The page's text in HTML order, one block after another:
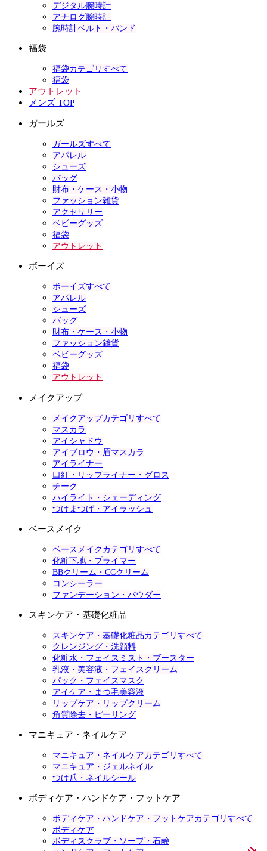
デジタル腕時計
アナログ腕時計
腕時計ベルト・バンド
福袋
福袋カテゴリすべて
福袋
アウトレット
メンズ TOP
ガールズ
ガールズすべて
アパレル
シューズ
バッグ
財布・ケース・小物
ファッション雑貨
アクセサリー
ベビーグッズ
福袋
アウトレット
ボーイズ
ボーイズすべて
アパレル
シューズ
バッグ
財布・ケース・小物
ファッション雑貨
ベビーグッズ
福袋
アウトレット
メイクアップ
メイクアップカテゴリすべて
マスカラ
アイシャドウ
アイブロウ・眉マスカラ
アイライナー
口紅・リップライナー・グロス
チーク
ハイライト・シェーディング
つけまつげ・アイラッシュ
ベースメイク
ベースメイクカテゴリすべて
化粧下地・プライマー
BBクリーム・CCクリーム
コンシーラー
ファンデーション・パウダー
スキンケア・基礎化粧品
スキンケア・基礎化粧品カテゴリすべて
クレンジング・洗顔料
化粧水・フェイスミスト・ブースター
乳液・美容液・フェイスクリーム
パック・フェイスマスク
アイケア・まつ毛美容液
リップケア・リップクリーム
角質除去・ピーリング
マニキュア・ネイルケア
マニキュア・ネイルケアカテゴリすべて
マニキュア・ジェルネイル
つけ爪・ネイルシール
ボディケア・ハンドケア・フットケア
ボディケア・ハンドケア・フットケアカテゴリすべて
ボディケア
ボディスクラブ・ソープ・石鹸